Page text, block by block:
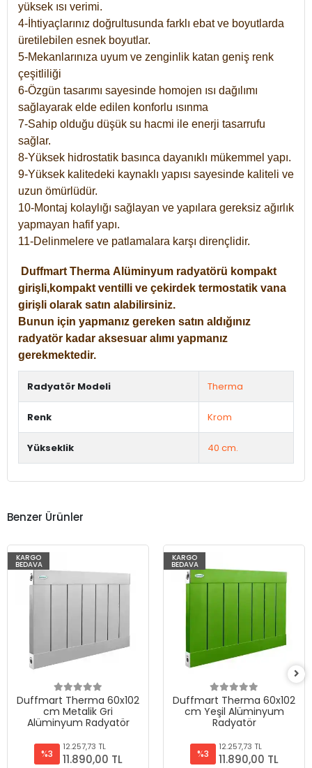
yüksek ısı verimi.
4-İhtiyaçlarınız doğrultusunda farklı ebat ve boyutlarda
üretilebilen esnek boyutlar.
5-Mekanlarınıza uyum ve zenginlik katan geniş renk
çeşitliliği
6-Özgün tasarımı sayesinde homojen ısı dağılımı
sağlayarak elde edilen konforlu ısınma
7-Sahip olduğu düşük su hacmi ile enerji tasarrufu
sağlar.
8-Yüksek hidrostatik basınca dayanıklı mükemmel yapı.
9-Yüksek kalitedeki kaynaklı yapısı sayesinde kaliteli ve
uzun ömürlüdür.
10-Montaj kolaylığı sağlayan ve yapılara gereksiz ağırlık
yapmayan hafif yapı.
11-Delinmelere ve patlamalara karşı dirençlidir.
Duffmart Therma Alüminyum radyatörü kompakt
girişli,kompakt ventilli ve çekirdek termostatik vana
girişli olarak satın alabilirsiniz.
Bunun için yapmanız gereken satın aldığınız
radyatör kadar aksesuar alımı yapmanız
gerekmektedir.
Radyatör Modeli Therma
Renk Krom
Yükseklik 40 cm.
Benzer Ürünler
KARGO
BEDAVA
Duffmart Therma 60x102
cm Metalik Gri
Alüminyum Radyatör
%3
12.257,73 TL
11.890,00 TL
KARGO
BEDAVA
Duffmart Therma 60x102
cm Yeşil Alüminyum
Radyatör
%3
12.257,73 TL
11.890,00 TL